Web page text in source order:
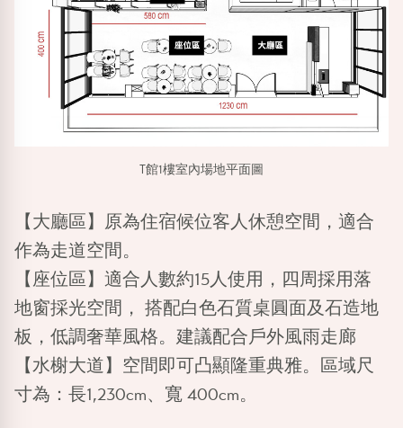
T館1樓室內場地平面圖
【大廳區】 原為住宿候位客人休憩空間，適合
作為走道空間。
【座位區】 適合人數約15人使用，四周採用落
地窗採光空間， 搭配白色石質桌圓面及石造地
板，低調奢華風格。建議配合戶外風雨走廊
【水榭大道】 空間即可凸顯隆重典雅。區域尺
寸為：長1,230cm、寬 400cm。